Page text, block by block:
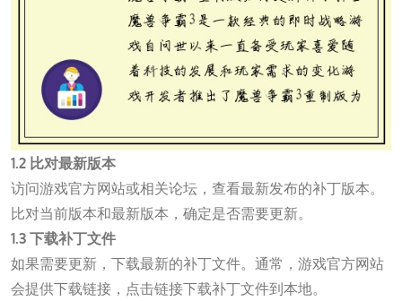
1.2 比对最新版本
访问游戏官方网站或相关论坛，查看最新发布的补丁版本。
比对当前版本和最新版本，确定是否需要更新。
1.3 下载补丁文件
如果需要更新，下载最新的补丁文件。通常，游戏官方网站
会提供下载链接，点击链接下载补丁文件到本地。